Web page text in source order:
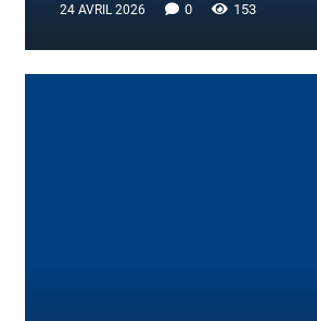
24 AVRIL 2026 0 153